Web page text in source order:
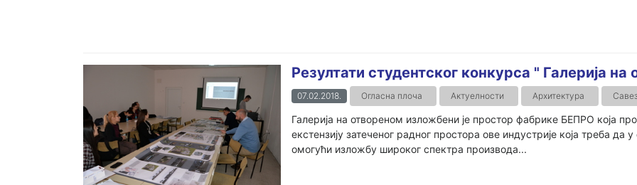
Резултати студентског конкурса " Галерија на
07.02.2018. Огласна плоча Актуелности Архитектура
Галерија на отвореном изложбени је простор фабрике БЕПРО која
екстензију затеченог радног простора ове индустрије која треба
омогући изложбу широког спектра производа...